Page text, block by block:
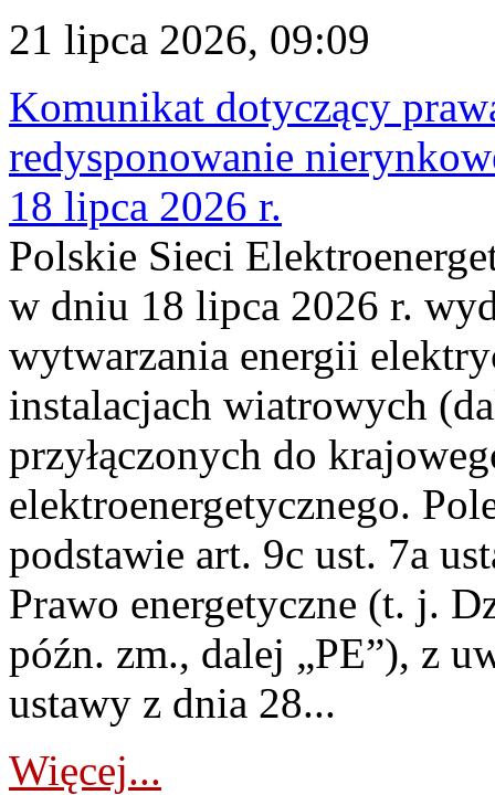
21 lipca 2026, 09:09
Komunikat dotyczący
redysponowanie
18 lipca 2026 r.
Polskie Sieci
w dniu 18 lipca 2026 r.
wytwarzania energii
instalacjach wiatrowych
przyłączonych do
elektroenergetycznego.
podstawie art. 9c ust. 7a
Prawo energetyczne (t. j.
późn. zm., dalej „PE”), z
ustawy z dnia 28...
Więcej...